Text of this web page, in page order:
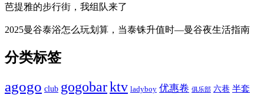
芭提雅的步行街，我组队来了
2025曼谷泰浴怎么玩划算，当泰铢升值时—曼谷夜生活指南
分类标签
agogo club gogobarktv ladyboy 优惠卷 俱乐部 六巷 半套